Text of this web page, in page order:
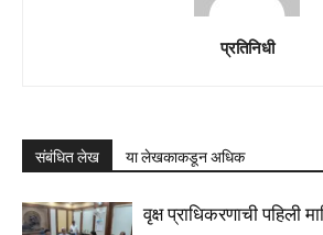
प्रतिनिधी
संबंधित लेख या लेखकाकडून अधिक
वृक्ष प्राधिकरणाची पहिली